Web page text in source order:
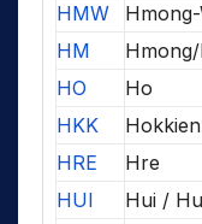
HMW
HM
HO
Ho
HKK
HRE
Hre
HUI
Hui /